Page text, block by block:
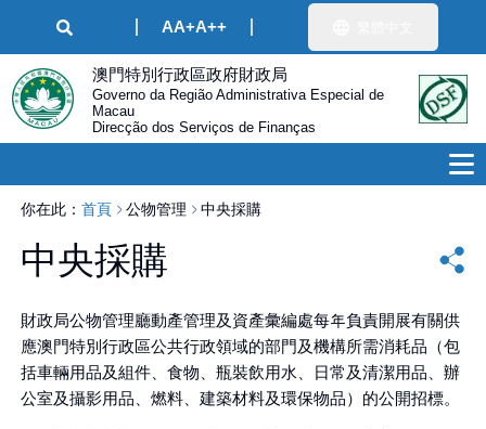
AA+A++
澳門特別行政區政府財政局
Governo da Região Administrativa Especial de
Macau
Direcção dos Serviços de Finanças
你在此： 首頁 公物管理 中央採購
中央採購
財政局公物管理廳動產管理及資產彙編處每年負責開展有關供
應澳門特別行政區公共行政領域的部門及機構所需消耗品（包
括車輛用品及組件、食物、瓶裝飲用水、日常及清潔用品、辦
公室及攝影用品、燃料、建築材料及環保物品）的公開招標。